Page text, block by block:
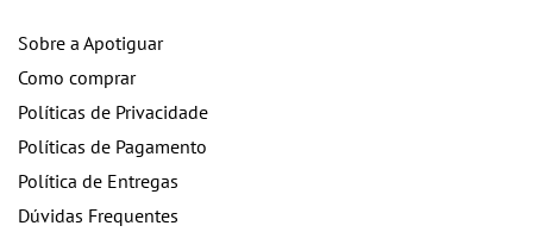
Sobre a Apotiguar
Como comprar
Políticas de Privacidade
Políticas de Pagamento
Política de Entregas
Dúvidas Frequentes